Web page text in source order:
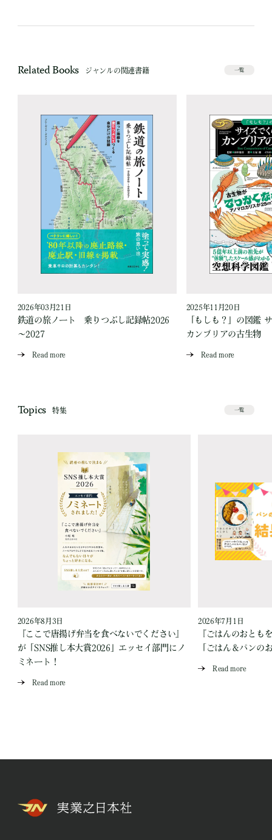
Related Books ジャンルの関連書籍 一覧
2026年03月21日
鉄道の旅ノート 乗りつぶし記録帖2026
～2027
Read more
2025年11月20日
「もしも？」の図鑑
カンブリアの古生物
Read more
Topics 特集 一覧
2026年8月3日
『ここで唐揚げ弁当を食べないでください』
が「SNS推し本大賞2026」エッセイ部門にノ
ミネート！
Read more
2026年7月1日
『ごはんのおとも
「ごはん＆パンの
Read more